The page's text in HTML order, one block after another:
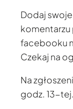
Dodaj
facebooku
Czekaj na
Na
godz. 13-tej.